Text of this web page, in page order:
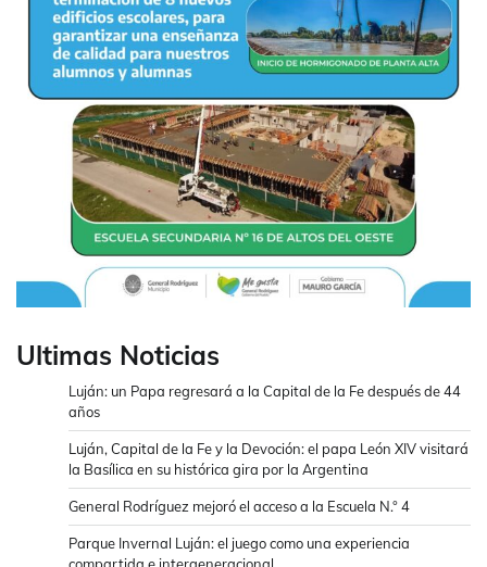
Ultimas Noticias
Luján: un Papa regresará a la Capital de la Fe después de 44
años
Luján, Capital de la Fe y la Devoción: el papa León XIV visitará
la Basílica en su histórica gira por la Argentina
General Rodríguez mejoró el acceso a la Escuela N.° 4
Parque Invernal Luján: el juego como una experiencia